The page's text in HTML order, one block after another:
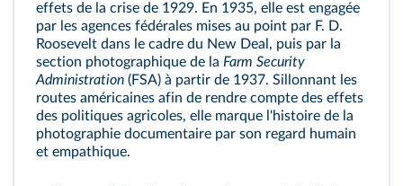
effets de la crise de 1929. En 1935, elle est engagée
par les agences fédérales mises au point par F. D.
Roosevelt dans le cadre du New Deal, puis par la
section photographique de la Farm Security
Administration (FSA) à partir de 1937. Sillonnant les
routes américaines afin de rendre compte des effets
des politiques agricoles, elle marque l'histoire de la
photographie documentaire par son regard humain
et empathique.